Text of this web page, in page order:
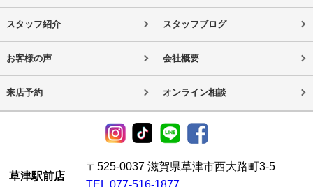
スタッフ紹介 スタッフブログ
お客様の声 会社概要
来店予約 オンライン相談
草津駅前店
〒525-0037 滋賀県草津市西大路町3-5
TEL.077-516-1877